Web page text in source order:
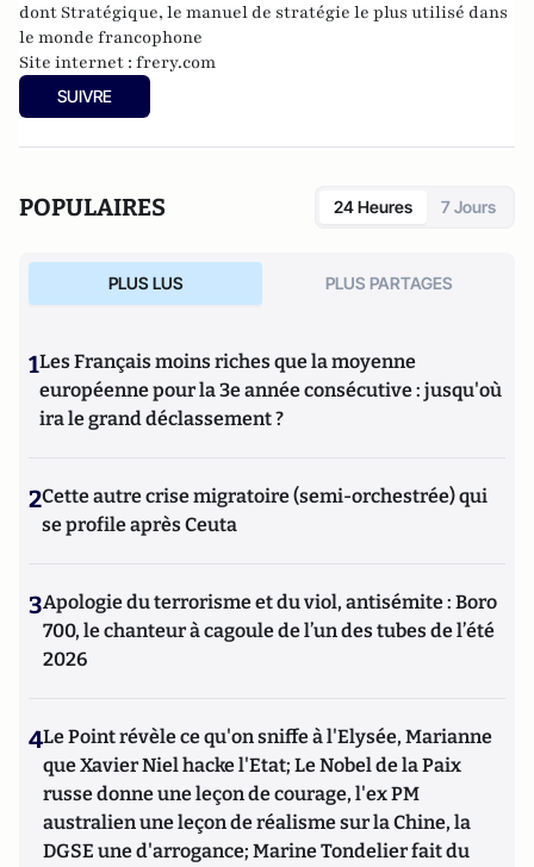
dontStratégique, le manuel de stratégie le plus utilisé dans
le monde francophone
Site internet : frery.com
SUIVRE
POPULAIRES 24 Heures 7 Jours
PLUS LUS PLUS PARTAGES
1Les Français moins riches que la moyenne
européenne pour la 3e année consécutive : jusqu'où
ira le grand déclassement ?
2Cette autre crise migratoire (semi-orchestrée) qui
se profile après Ceuta
3Apologie du terrorisme et du viol, antisémite : Boro
700, le chanteur à cagoule de l’un des tubes de l’été
2026
4Le Point révèle ce qu'on sniffe à l'Elysée, Marianne
que Xavier Niel hacke l'Etat; Le Nobel de la Paix
russe donne une leçon de courage, l'ex PM
australien une leçon de réalisme sur la Chine, la
DGSE une d'arrogance; Marine Tondelier fait du